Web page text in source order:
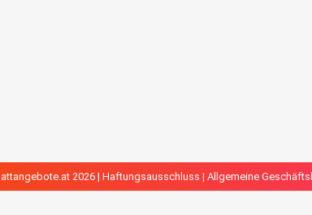
2026 | Haftungsausschluss | Allgemeine